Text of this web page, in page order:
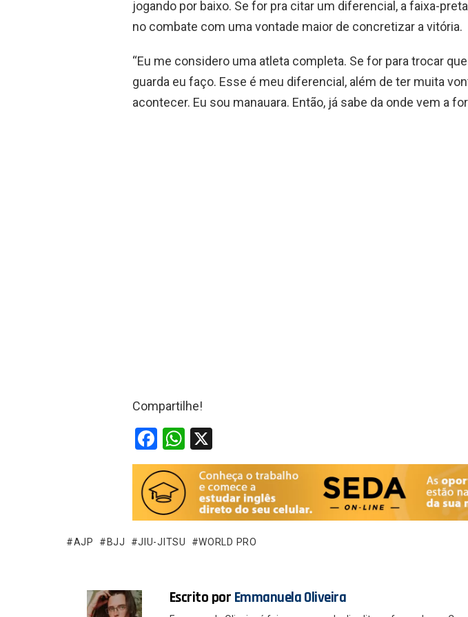
jogando por baixo. Se for pra citar um diferencial, a faixa-
no combate com uma vontade maior de concretizar a vitória.
“Eu me considero uma atleta completa. Se for para trocar
guarda eu faço. Esse é meu diferencial, além de ter muita
acontecer. Eu sou manauara. Então, já sabe da onde vem a
Compartilhe!
F
a
ce
b
o
o
W
h
at
s
A
p
AJP BJJ JIU-JITSU WORLD PRO
Escrito por Emmanuela Oliveira